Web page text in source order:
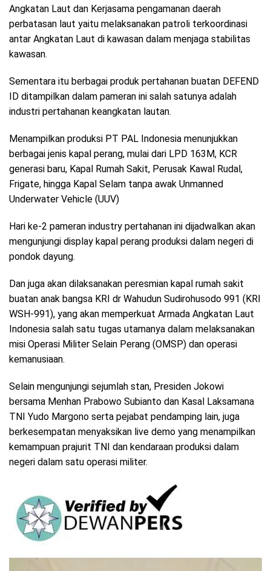
Angkatan Laut dan Kerjasama pengamanan daerah
perbatasan laut yaitu melaksanakan patroli terkoordinasi
antar Angkatan Laut di kawasan dalam menjaga stabilitas
kawasan.
Sementara itu berbagai produk pertahanan buatan DEFEND
ID ditampilkan dalam pameran ini salah satunya adalah
industri pertahanan keangkatan lautan.
Menampilkan produksi PT PAL Indonesia menunjukkan
berbagai jenis kapal perang, mulai dari LPD 163M, KCR
generasi baru, Kapal Rumah Sakit, Perusak Kawal Rudal,
Frigate, hingga Kapal Selam tanpa awak Unmanned
Underwater Vehicle (UUV)
Hari ke-2 pameran industry pertahanan ini dijadwalkan akan
mengunjungi display kapal perang produksi dalam negeri di
pondok dayung.
Dan juga akan dilaksanakan peresmian kapal rumah sakit
buatan anak bangsa KRI dr Wahudun Sudirohusodo 991 (KRI
WSH-991), yang akan memperkuat Armada Angkatan Laut
Indonesia salah satu tugas utamanya dalam melaksanakan
misi Operasi Militer Selain Perang (OMSP) dan operasi
kemanusiaan.
Selain mengunjungi sejumlah stan, Presiden Jokowi
bersama Menhan Prabowo Subianto dan Kasal Laksamana
TNI Yudo Margono serta pejabat pendamping lain, juga
berkesempatan menyaksikan live demo yang menampilkan
kemampuan prajurit TNI dan kendaraan produksi dalam
negeri dalam satu operasi militer.